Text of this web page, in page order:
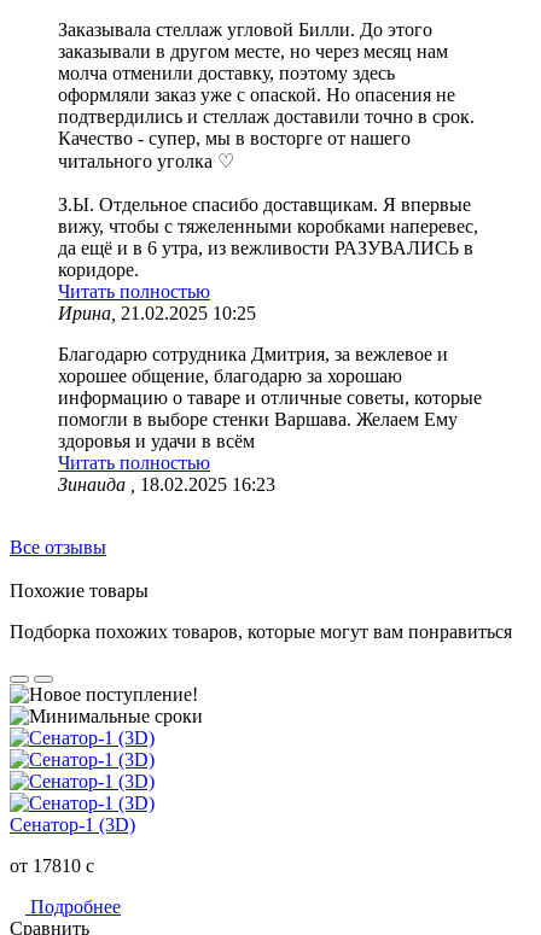
Заказывала стеллаж угловой Билли. До этого
заказывали в другом месте, но через месяц нам
молча отменили доставку, поэтому здесь
оформляли заказ уже с опаской. Но опасения не
подтвердились и стеллаж доставили точно в срок.
Качество - супер, мы в восторге от нашего
читального уголка ♡
З.Ы. Отдельное спасибо доставщикам. Я впервые
вижу, чтобы с тяжеленными коробками наперевес,
да ещё и в 6 утра, из вежливости РАЗУВАЛИСЬ в
коридоре.
Читать полностью
Ирина, 21.02.2025 10:25
Благодарю сотрудника Дмитрия, за вежлевое и
хорошее общение, благодарю за хорошаю
информацию о таваре и отличные советы, которые
помогли в выборе стенки Варшава. Желаем Ему
здоровья и удачи в всём
Читать полностью
Зинаида ,
18.02.2025 16:23
Все отзывы
Похожие товары
Подборка похожих товаров, которые могут вам понравиться
Сенатор-1 (3D)
от 17810 c
Подробнее
Сравнить